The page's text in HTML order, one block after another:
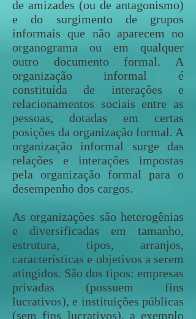
de amizades (ou de antagonismo)
e do surgimento de grupos
informais que não aparecem no
organograma ou em qualquer
outro documento formal. A
organização informal é
constituída de interações e
relacionamentos sociais entre as
pessoas, dotadas em certas
posições da organização formal. A
organização informal surge das
relações e interações impostas
pela organização formal para o
desempenho dos cargos.
As organizações são heterogênias
e diversificadas em tamanho,
estrutura, tipos, arranjos,
características e objetivos a serem
atingidos. São dos tipos: empresas
privadas (possuem fins
lucrativos), e instituições públicas
(sem fins lucrativos), a exemplo